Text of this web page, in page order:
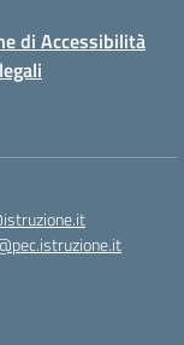
di Accessibilità